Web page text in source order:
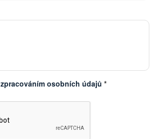
zpracováním osobních údajů *